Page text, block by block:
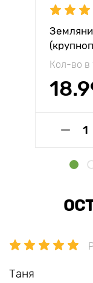
Кол-во в
Таня